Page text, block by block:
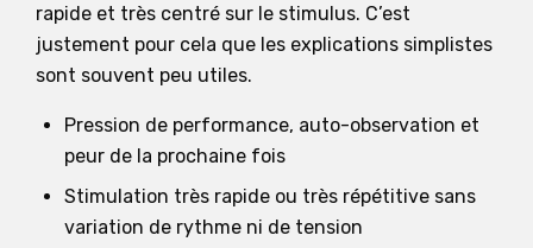
rapide et très centré sur le stimulus. C’est
justement pour cela que les explications simplistes
sont souvent peu utiles.
Pression de performance, auto-observation et
peur de la prochaine fois
Stimulation très rapide ou très répétitive sans
variation de rythme ni de tension